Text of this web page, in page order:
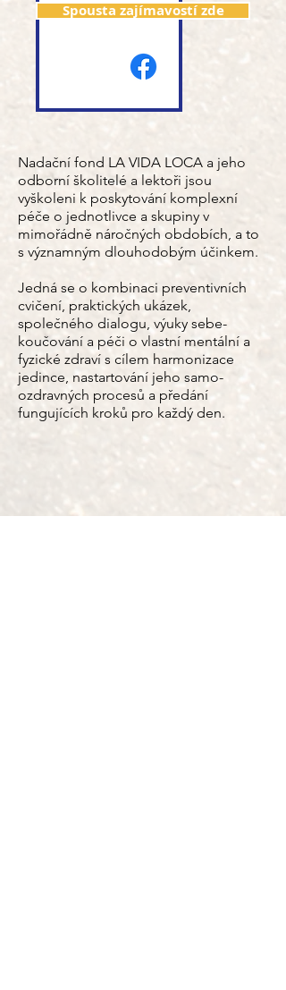
Spousta zajímavostí zde
Nadační fond LA VIDA LOCA a jeho
odborní školitelé a lektoři jsou
vyškoleni k poskytování komplexní
péče o jednotlivce a skupiny v
mimořádně náročných obdobích, a to
s významným dlouhodobým účinkem.
Jedná se o kombinaci preventivních
cvičení, praktických ukázek,
společného dialogu, výuky sebe-
koučování a péči o vlastní mentální a
fyzické zdraví s cílem harmonizace
jedince, nastartování jeho samo-
ozdravných procesů a předání
fungujících kroků pro každý den.